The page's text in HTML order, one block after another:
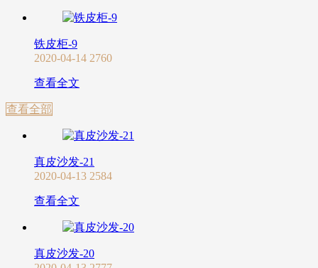
铁皮柜-9
2020-04-14 2760
查看全文
查看全部
真皮沙发-21
2020-04-13 2584
查看全文
真皮沙发-20